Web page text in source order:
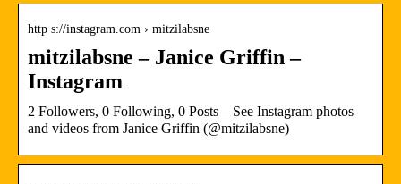
http s://instagram.com › mitzilabsne
mitzilabsne – Janice Griffin –
Instagram
2 Followers, 0 Following, 0 Posts – See Instagram photos
and videos from Janice Griffin (@mitzilabsne)